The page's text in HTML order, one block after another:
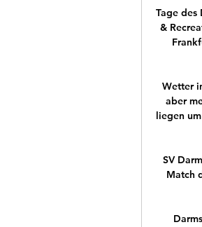
Tage des
&
Wetter
aber
liegen
SV
Match